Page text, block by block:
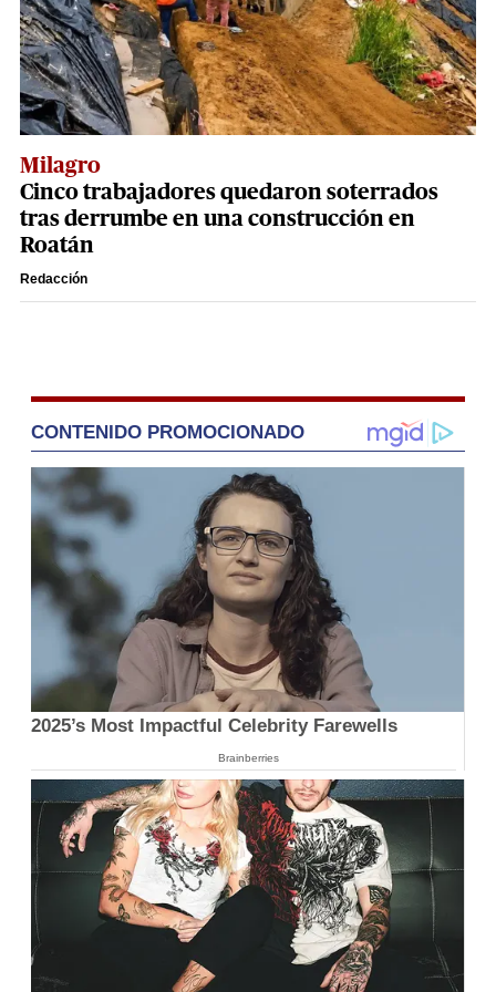
Milagro
Cinco trabajadores quedaron soterrados
tras derrumbe en una construcción en
Roatán
Redacción
CONTENIDO PROMOCIONADO
2025’s Most Impactful Celebrity Farewells
Brainberries